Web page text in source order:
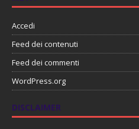
Accedi
Feed dei contenuti
Feed dei commenti
WordPress.org
DISCLAIMER